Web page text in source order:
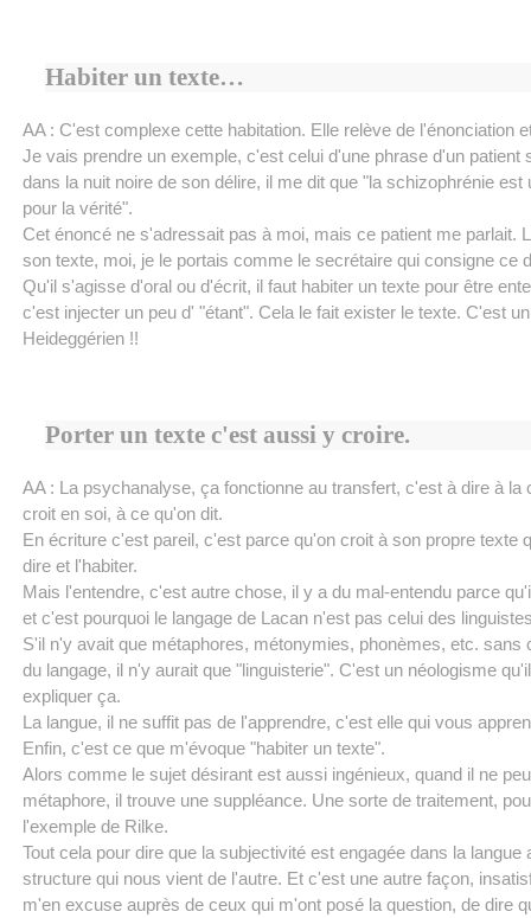
Habiter un texte…
AA : C'est complexe cette habitation. Elle relève de l'énonciation
Je vais prendre un exemple, c'est celui d'une phrase d'un patient
dans la nuit noire de son délire, il me dit que "la schizophrénie est
pour la vérité".
Cet énoncé ne s'adressait pas à moi, mais ce patient me parlait.
son texte, moi, je le portais comme le secrétaire qui consigne ce
Qu'il s'agisse d'oral ou d'écrit, il faut habiter un texte pour être
c'est injecter un peu d' "étant". Cela le fait exister le texte. C'est
Heideggérien !!
Porter un texte c'est aussi y croire.
AA : La psychanalyse, ça fonctionne au transfert, c'est à dire à la
croit en soi, à ce qu'on dit.
En écriture c'est pareil, c'est parce qu'on croit à son propre texte
dire et l'habiter.
Mais l'entendre, c'est autre chose, il y a du mal-entendu parce
et c'est pourquoi le langage de Lacan n'est pas celui des
S'il n'y avait que métaphores, métonymies, phonèmes, etc. sans
du langage, il n'y aurait que "linguisterie". C'est un néologisme
expliquer ça.
La langue, il ne suffit pas de l'apprendre, c'est elle qui vous
Enfin, c'est ce que m'évoque "habiter un texte".
Alors comme le sujet désirant est aussi ingénieux, quand il ne
métaphore, il trouve une suppléance. Une sorte de traitement,
l'exemple de Rilke.
Tout cela pour dire que la subjectivité est engagée dans la langue
structure qui nous vient de l'autre. Et c'est une autre façon,
m'en excuse auprès de ceux qui m'ont posé la question, de dire